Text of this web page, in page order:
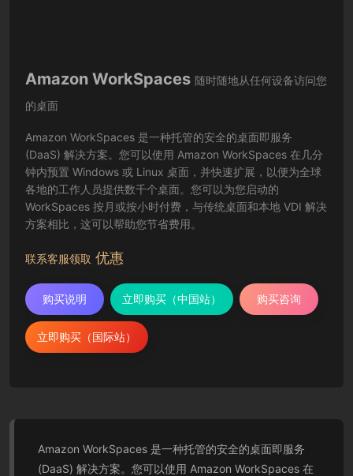
Amazon WorkSpaces 随时随地从任何设备访问您
的桌面
Amazon WorkSpaces 是一种托管的安全的桌面即服务
(DaaS) 解决方案。您可以使用 Amazon WorkSpaces 在几分
钟内预置 Windows 或 Linux 桌面，并快速扩展，以便为全球
各地的工作人员提供数千个桌面。您可以为您启动的
WorkSpaces 按月或按小时付费，与传统桌面和本地 VDI 解决
方案相比，这可以帮助您节省费用。
联系客服领取 优惠
购买说明 立即购买（中国站） 购买咨询
立即购买（国际站）
Amazon WorkSpaces 是一种托管的安全的桌面即服务
(DaaS) 解决方案。您可以使用 Amazon WorkSpaces 在